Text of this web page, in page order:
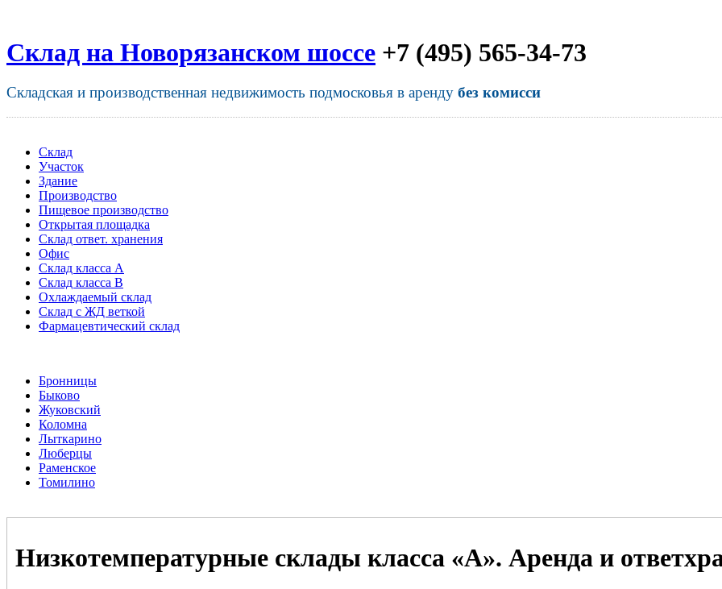
Склад на Новорязанском шоссе +7 (495) 565-34-73
Складская и производственная недвижимость подмосковья в аренду без комисси
Склад
Участок
Здание
Производство
Пищевое производство
Открытая площадка
Склад ответ. хранения
Офис
Склад класса A
Склад класса B
Охлаждаемый склад
Склад с ЖД веткой
Фармацевтический склад
Бронницы
Быково
Жуковский
Коломна
Лыткарино
Люберцы
Раменское
Томилино
Низкотемпературные склады класса «А». Аренда и